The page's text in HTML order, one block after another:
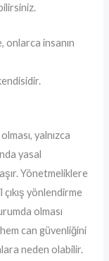
onlarca insanın
yalnızca
yasal
Yönetmeliklere
yönlendirme
olması
can güvenliğini
neden olabilir.